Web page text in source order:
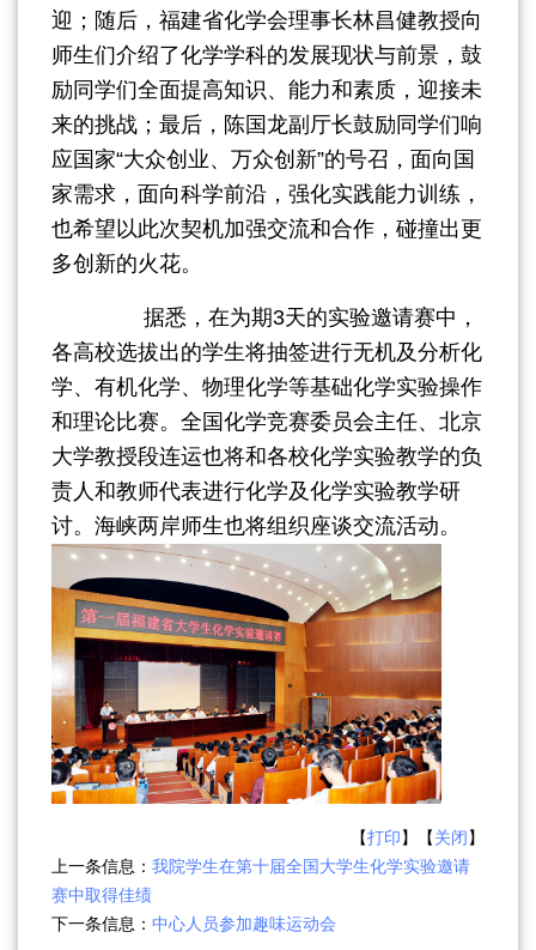
迎；随后，福建省化学会理事长林昌健教授向
师生们介绍了化学学科的发展现状与前景，鼓
励同学们全面提高知识、能力和素质，迎接未
来的挑战；最后，陈国龙副厅长鼓励同学们响
应国家“大众创业、万众创新”的号召，面向国
家需求，面向科学前沿，强化实践能力训练，
也希望以此次契机加强交流和合作，碰撞出更
多创新的火花。
据悉，在为期3天的实验邀请赛中，
各高校选拔出的学生将抽签进行无机及分析化
学、有机化学、物理化学等基础化学实验操作
和理论比赛。全国化学竞赛委员会主任、北京
大学教授段连运也将和各校化学实验教学的负
责人和教师代表进行化学及化学实验教学研
讨。海峡两岸师生也将组织座谈交流活动。
【打印】【关闭】
上一条信息： 我院学生在第十届全国大学生化学实验邀请
赛中取得佳绩
下一条信息： 中心人员参加趣味运动会